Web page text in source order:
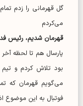
گل قهرمانی را زدم
می‌کردم
قهرمان شدیم، رئیس
پارسال هم تا لحظه
می‌گویم قهرمان که
فوتبال به این موضوع